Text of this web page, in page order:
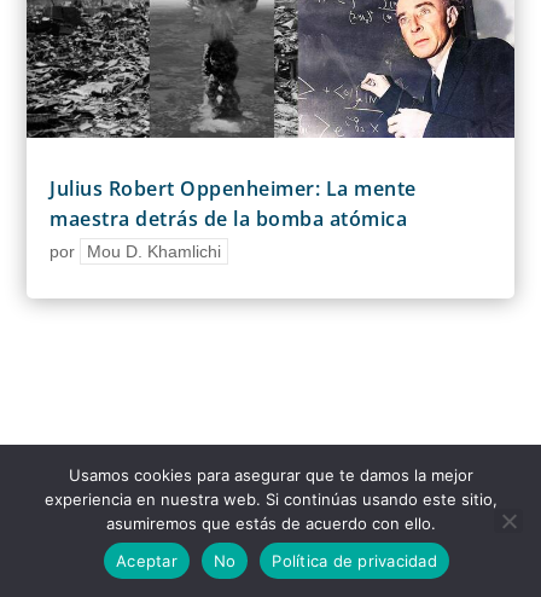
Julius Robert Oppenheimer: La mente
maestra detrás de la bomba atómica
por Mou D. Khamlichi
0 comentarios
Usamos cookies para asegurar que te damos la mejor
experiencia en nuestra web. Si continúas usando este sitio,
asumiremos que estás de acuerdo con ello.
Aceptar
No Política de privacidad